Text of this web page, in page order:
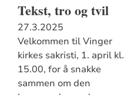
Tekst, tro og tvil
27.3.2025
Velkommen til Vinger
kirkes sakristi, 1. april kl.
15.00, for å snakke
sammen om den